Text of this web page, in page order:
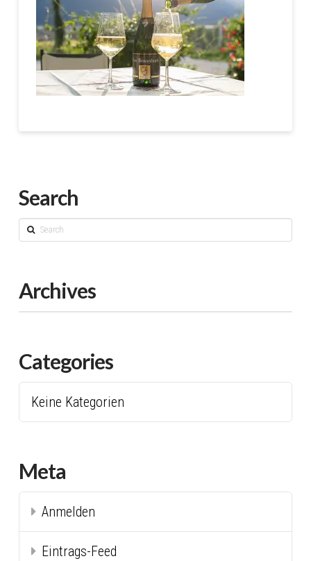
Search
Search
Archives
Categories
Keine Kategorien
Meta
Anmelden
Eintrags-Feed